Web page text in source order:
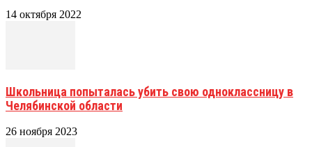
14 октября 2022
Школьница попыталась убить свою одноклассницу в
Челябинской области
26 ноября 2023